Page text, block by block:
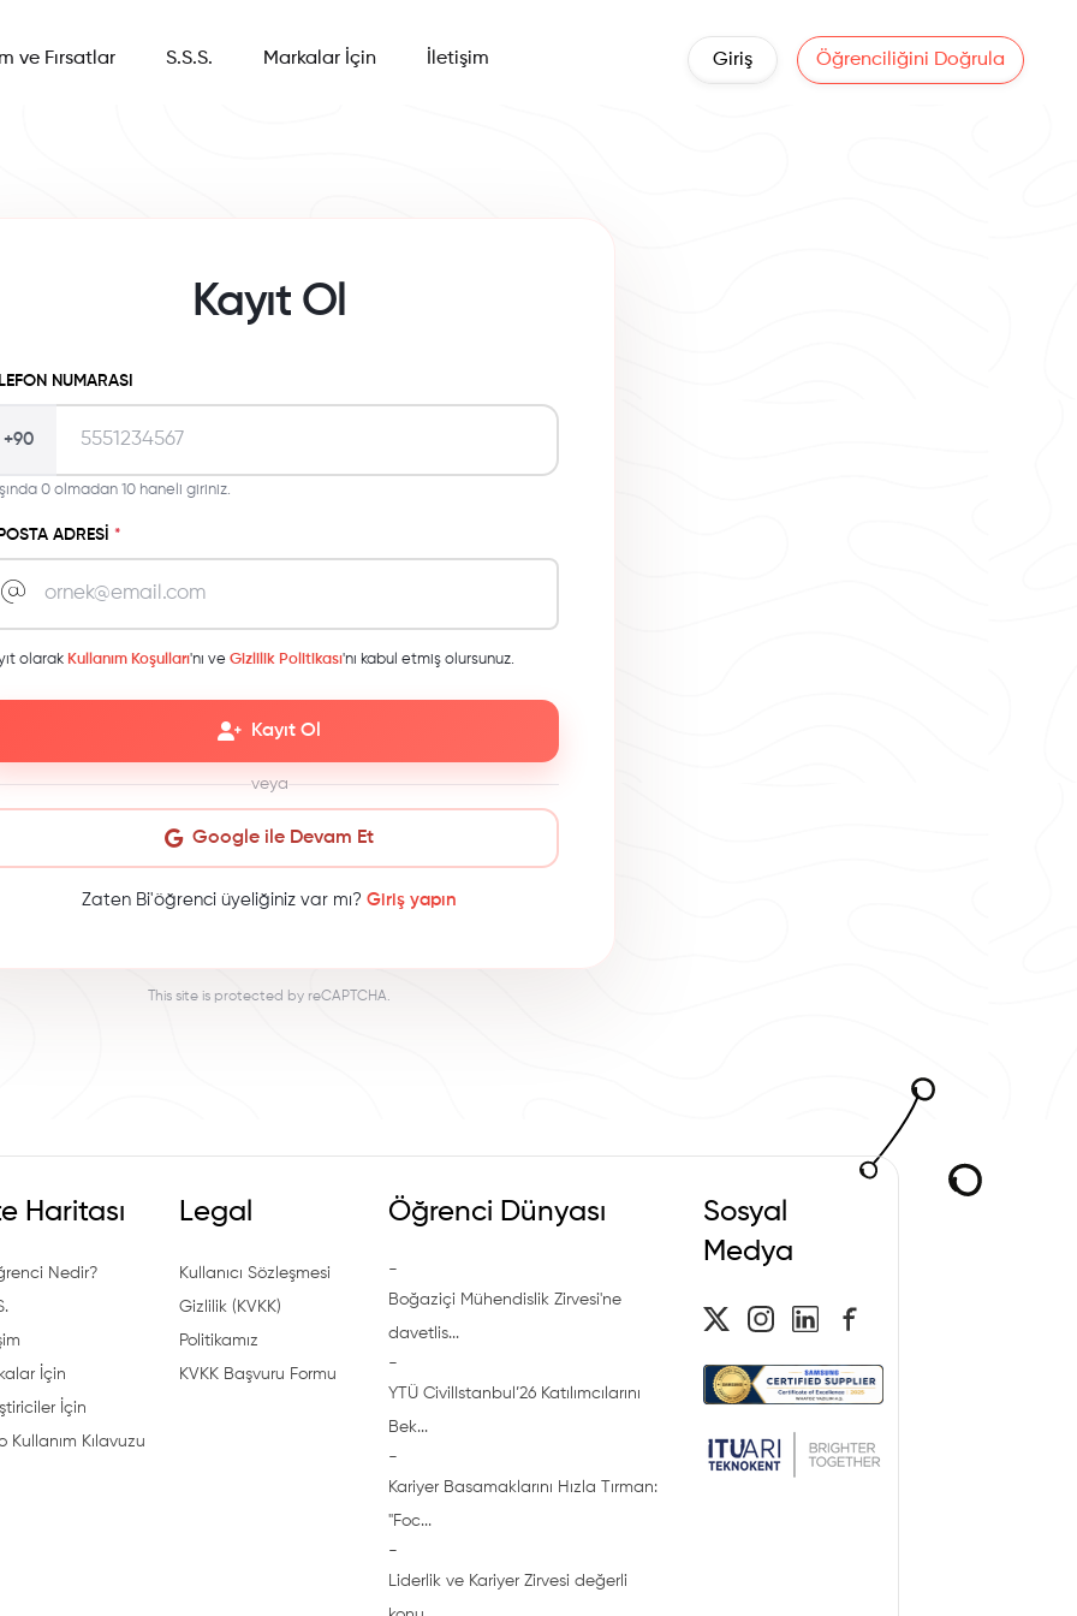
Giriş Öğrenciliğini Doğrula
ve Fırsatlar S.S.S. Markalar İçin İletişim
Kayıt Ol
NUMARASI
+90
0 olmadan 10 haneli giriniz.
ADRESI *
olarak Kullanım Koşulları'nı ve Gizlilik Politikası'nı kabul etmiş olursunuz.
Kayıt Ol
veya
Google ile Devam Et
Zaten Bi'öğrenci üyeliğiniz var mı? Giriş yapın
This site is protected by reCAPTCHA.
Haritası
Nedir?
İçin
İçin
Kullanım Kılavuzu
Legal
Kullanıcı Sözleşmesi
Gizlilik (KVKK)
Politikamız
KVKK Başvuru Formu
Öğrenci Dünyası
-
Boğaziçi Mühendislik Zirvesi'ne
davetlis...
-
YTÜ CivilIstanbul’26 Katılımcılarını
Bek...
-
Kariyer Basamaklarını Hızla Tırman:
"Foc...
-
Liderlik ve Kariyer Zirvesi değerli
Sosyal
Medya